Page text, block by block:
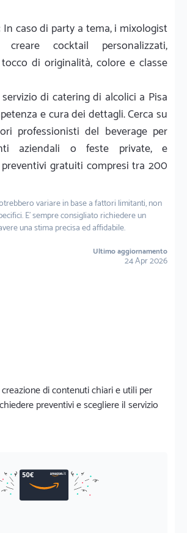
In caso di party a tema, i mixologist
cocktail personalizzati,
di originalità, colore e classe
di catering di alcolici a Pisa
e cura dei dettagli. Cerca su
professionisti del beverage per
aziendali o feste private, e
gratuiti compresi tra 200
variare in base a fattori limitanti, non
E' sempre consigliato richiedere un
una stima precisa ed affidabile.
Ultimo aggiornamento
24 Apr 2026
di contenuti chiari e utili per
preventivi e scegliere il servizio